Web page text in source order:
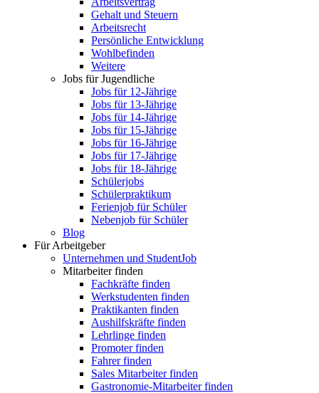
Gehalt und Steuern
Arbeitsrecht
Persönliche Entwicklung
Wohlbefinden
Weitere
Jobs für Jugendliche
Jobs für 12-Jährige
Jobs für 13-Jährige
Jobs für 14-Jährige
Jobs für 15-Jährige
Jobs für 16-Jährige
Jobs für 17-Jährige
Jobs für 18-Jährige
Schülerjobs
Schülerpraktikum
Ferienjob für Schüler
Nebenjob für Schüler
Blog
Für Arbeitgeber
Unternehmen und StudentJob
Mitarbeiter finden
Fachkräfte finden
Werkstudenten finden
Praktikanten finden
Aushilfskräfte finden
Lehrlinge finden
Promoter finden
Fahrer finden
Sales Mitarbeiter finden
Gastronomie-Mitarbeiter finden